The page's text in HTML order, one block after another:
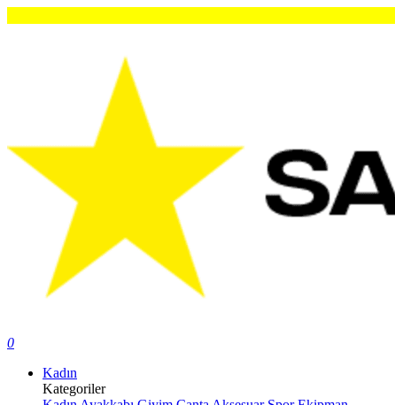
0
Kadın
Kategoriler